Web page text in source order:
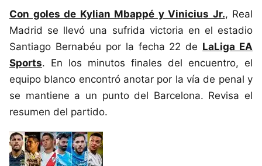
Con goles de Kylian Mbappé y Vinicius Jr., Real
Madrid se llevó una sufrida victoria en el estadio
Santiago Bernabéu por la fecha 22 de LaLiga EA
Sports. En los minutos finales del encuentro, el
equipo blanco encontró anotar por la vía de penal y
se mantiene a un punto del Barcelona. Revisa el
resumen del partido.